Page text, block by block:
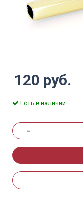
120 руб.
Есть в наличии
-